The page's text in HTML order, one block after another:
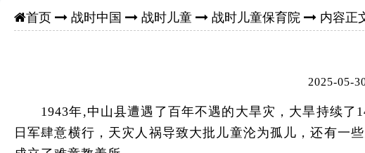
首页 战时中国 战时儿童 战时儿童保育院 内容正
2025-05-
1943年,中山县遭遇了百年不遇的大旱灾，大旱持续了
日军肆意横行，天灾人祸导致大批儿童沦为孤儿，还有一